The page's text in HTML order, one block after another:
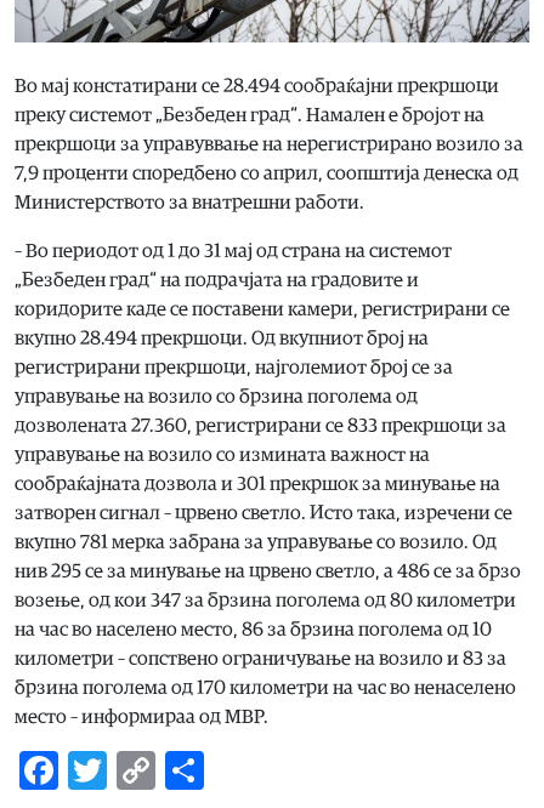
Во мај констатирани се 28.494 сообраќајни прекршоци
преку системот „Безбеден град“. Намален е бројот на
прекршоци за управуввање на нерегистрирано возило за
7,9 проценти споредбено со април, соопштија денеска од
Министерството за внатрешни работи.
– Во периодот од 1 до 31 мај од страна на системот
„Безбеден град“ на подрачјата на градовите и
коридорите каде се поставени камери, регистрирани се
вкупно 28.494 прекршоци. Од вкупниот број на
регистрирани прекршоци, најголемиот број се за
управување на возило со брзина поголема од
дозволената 27.360, регистрирани се 833 прекршоци за
управување на возило со измината важност на
сообраќајната дозвола и 301 прекршок за минување на
затворен сигнал – црвено светло. Исто така, изречени се
вкупно 781 мерка забрана за управување со возило. Од
нив 295 се за минување на црвено светло, а 486 се за брзо
возење, од кои 347 за брзина поголема од 80 километри
на час во населено место, 86 за брзина поголема од 10
километри – сопствено ограничување на возило и 83 за
брзина поголема од 170 километри на час во ненаселено
место – информираа од МВР.
Facebook
Twitter
Copy